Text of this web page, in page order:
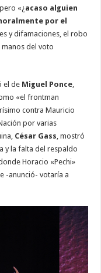
«¿acaso alguien
por el
y difamaciones, el robo
del voto
el de Miguel Ponce
«el frontman
contra Mauricio
por varias
César Gass , mostró
y la falta del respaldo
Horacio «Pechi»
-anunció- votaría a